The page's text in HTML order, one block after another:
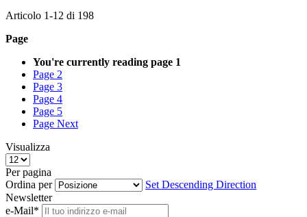
Articolo 1-12 di 198
Page
You're currently reading page 1
Page 2
Page 3
Page 4
Page 5
Page Next
Visualizza
Per pagina
Ordina per
Set Descending Direction
Newsletter
e-Mail*